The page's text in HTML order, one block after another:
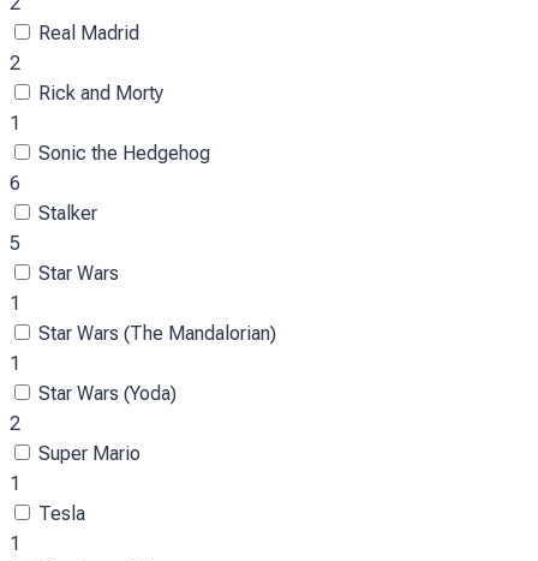
Real Madrid
2
Rick and Morty
1
Sonic the Hedgehog
6
Stalker
5
Star Wars
1
Star Wars (The Mandalorian)
1
Star Wars (Yoda)
2
Super Mario
1
Tesla
1